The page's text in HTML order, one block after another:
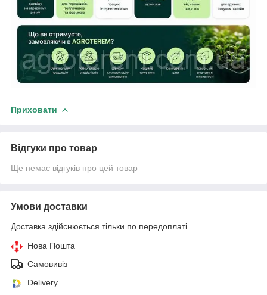
Приховати
Відгуки про товар
Ще немає відгуків про цей товар
Умови доставки
Доставка здійснюється тільки по передоплаті.
Нова Пошта
Самовивіз
Delivery